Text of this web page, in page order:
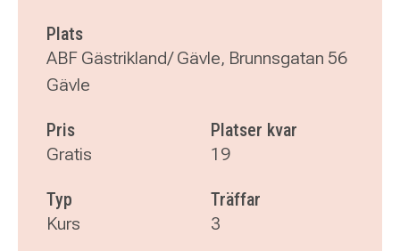
Plats
ABF Gästrikland/ Gävle, Brunnsgatan 56
Gävle
Pris
Gratis
Platser kvar
19
Typ
Kurs
Träffar
3